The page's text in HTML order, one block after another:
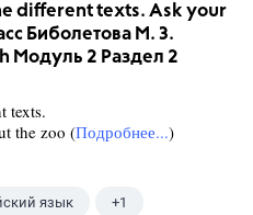
different texts. Ask your
Биболетова М. З.
Модуль 2 Раздел 2
texts.
the zoo (Подробнее...)
язык +1